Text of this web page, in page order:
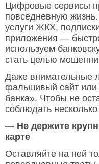
Цифровые сервисы
повседневную
услуги ЖКХ,
приложения —
используем
стать целью
Даже внимательные
фальшивый сайт или
банка». Чтобы не
соблюдать
— Не держите
карте
Оставляйте на ней